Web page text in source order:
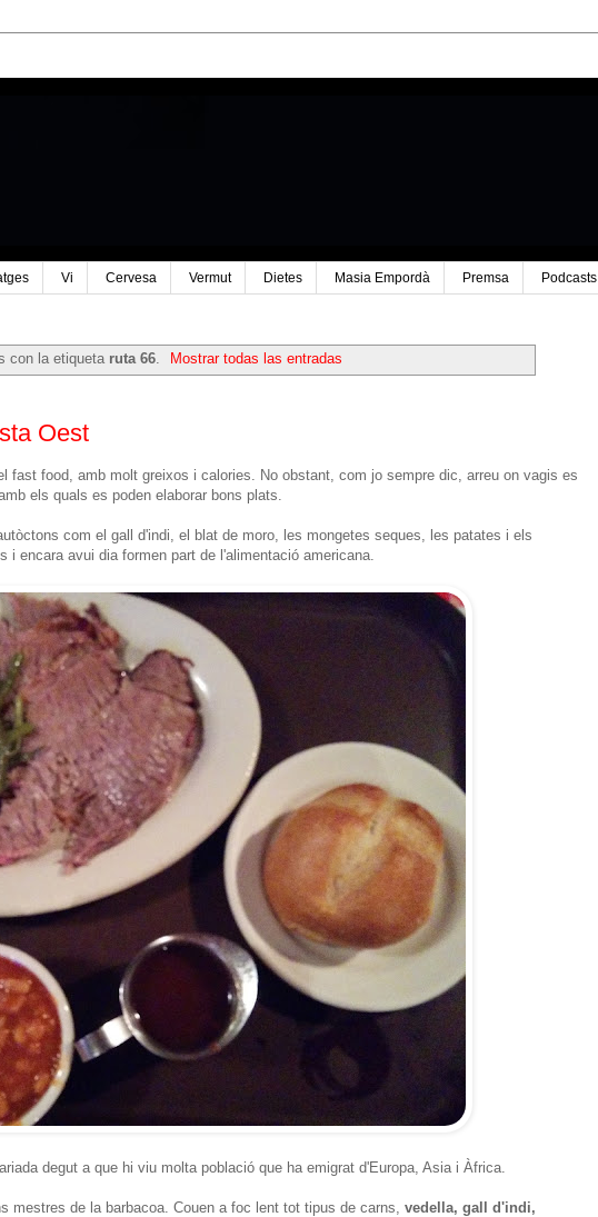
Vi Cervesa Vermut Dietes Masia Empordà Premsa Podcasts
con la etiqueta ruta 66. Mostrar todas las entradas
Oest
fast food, amb molt greixos i calories. No obstant, com jo sempre dic, arreu on vagis es
els quals es poden elaborar bons plats.
com el gall d'indi, el blat de moro, les mongetes seques, les patates i els
encara avui dia formen part de l'alimentació americana.
degut a que hi viu molta població que ha emigrat d'Europa, Asia i Àfrica.
mestres de la barbacoa. Couen a foc lent tot tipus de carns, vedella, gall d'indi,